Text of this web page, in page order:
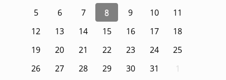
5
6 7 8 9 10
11
12
13 14 15 16 17
18
19
20 21 22 23 24
25
26
27 28 29 30 31 1